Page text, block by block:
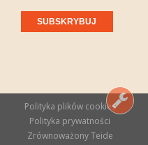
Polityka plików cookies
Polityka prywatności
Zrównoważony Teide